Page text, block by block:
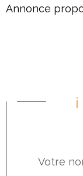
Annonce
par
*